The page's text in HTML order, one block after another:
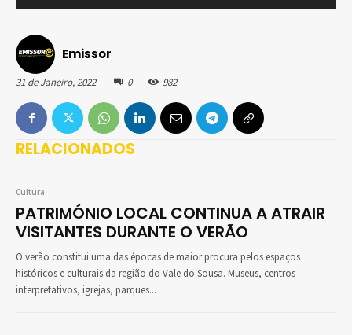
Emissor
31 de Janeiro, 2022 0 982
RELACIONADOS
Cultura
PATRIMÓNIO LOCAL CONTINUA A ATRAIR
VISITANTES DURANTE O VERÃO
O verão constitui uma das épocas de maior procura pelos espaços
históricos e culturais da região do Vale do Sousa. Museus, centros
interpretativos, igrejas, parques...